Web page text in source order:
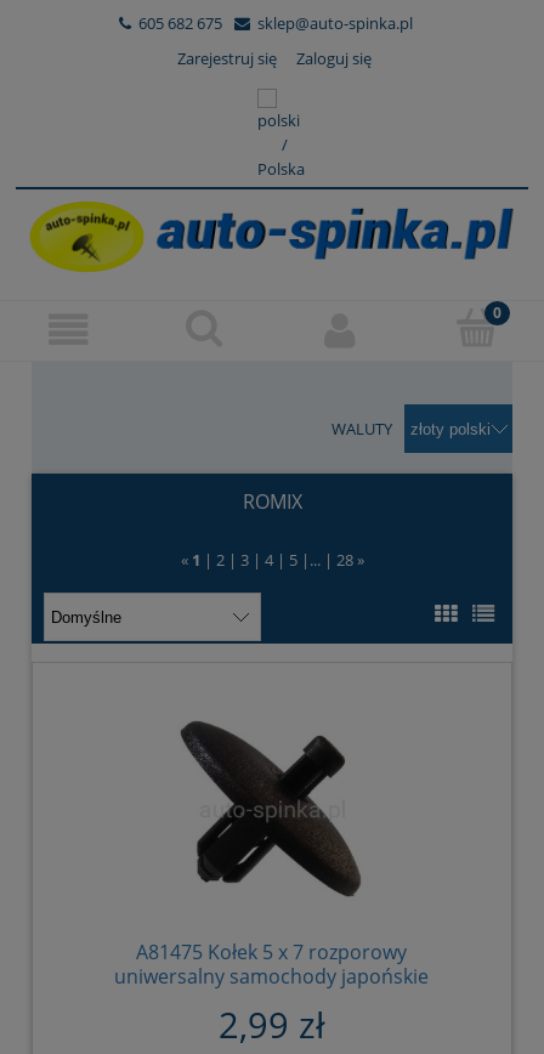
605 682 675
sklep@auto-spinka.pl
Zarejestruj się
Zaloguj się
WALUTY
ROMIX
« 1 | 2 | 3 | 4 | 5 | ... | 28»
A81475 Kołek 5 x 7 rozporowy
uniwersalny samochody japońskie
2,99 zł